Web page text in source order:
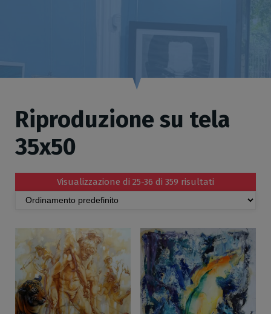
Riproduzione su tela
35x50
Visualizzazione di 25-36 di 359 risultati